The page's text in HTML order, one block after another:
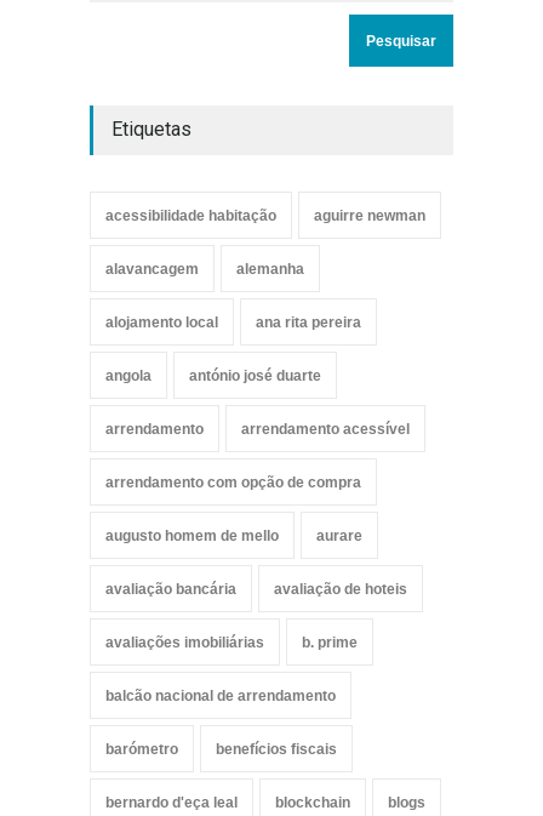
Etiquetas
acessibilidade habitação aguirre newman
alavancagem alemanha
alojamento local ana rita pereira
angola antónio josé duarte
arrendamento arrendamento acessível
arrendamento com opção de compra
augusto homem de mello aurare
avaliação bancária avaliação de hoteis
avaliações imobiliárias b. prime
balcão nacional de arrendamento
barómetro benefícios fiscais
bernardo d'eça leal blockchain blogs